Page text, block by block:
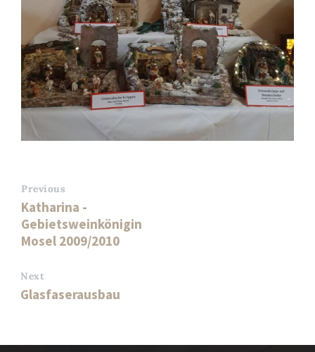
Previous
Katharina -
Gebietsweinkönigin
Mosel 2009/2010
Next
Glasfaserausbau